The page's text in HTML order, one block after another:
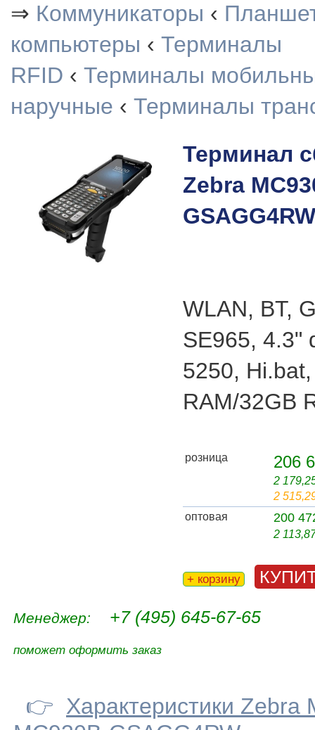
⇒ Коммуникаторы ‹
компьютеры ‹ Терминалы
RFID ‹ Терминалы
наручные ‹ Терминалы
Терминал
Zebra
GSAGG4RW
WLAN, BT,
SE965, 4.3"
5250,
RAM/32GB
розница 206
2
2
оптовая
200
2
+ корзину
Менеджер: +7 (495) 645-67-65
поможет оформить заказ
👉 Характеристики Zebra